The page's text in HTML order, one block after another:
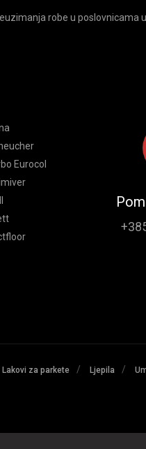
robe u poslovnicama
Eurocol
Lakovi za parkete / Ljepila /